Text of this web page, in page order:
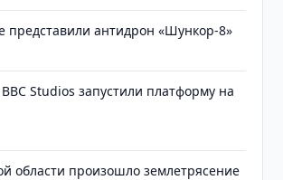
представили антидрон «Шункор-8»
Studios запустили платформу на
области произошло землетрясение